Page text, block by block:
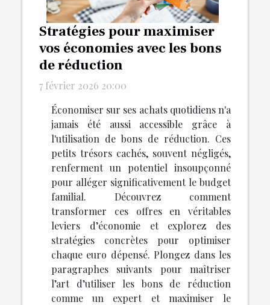
Stratégies pour maximiser
vos économies avec les bons
de réduction
7 février 2026 20:00
Économiser sur ses achats quotidiens n'a
jamais été aussi accessible grâce à
l'utilisation de bons de réduction. Ces
petits trésors cachés, souvent négligés,
renferment un potentiel insoupçonné
pour alléger significativement le budget
familial. Découvrez comment
transformer ces offres en véritables
leviers d’économie et explorez des
stratégies concrètes pour optimiser
chaque euro dépensé. Plongez dans les
paragraphes suivants pour maîtriser
l’art d’utiliser les bons de réduction
comme un expert et maximiser le